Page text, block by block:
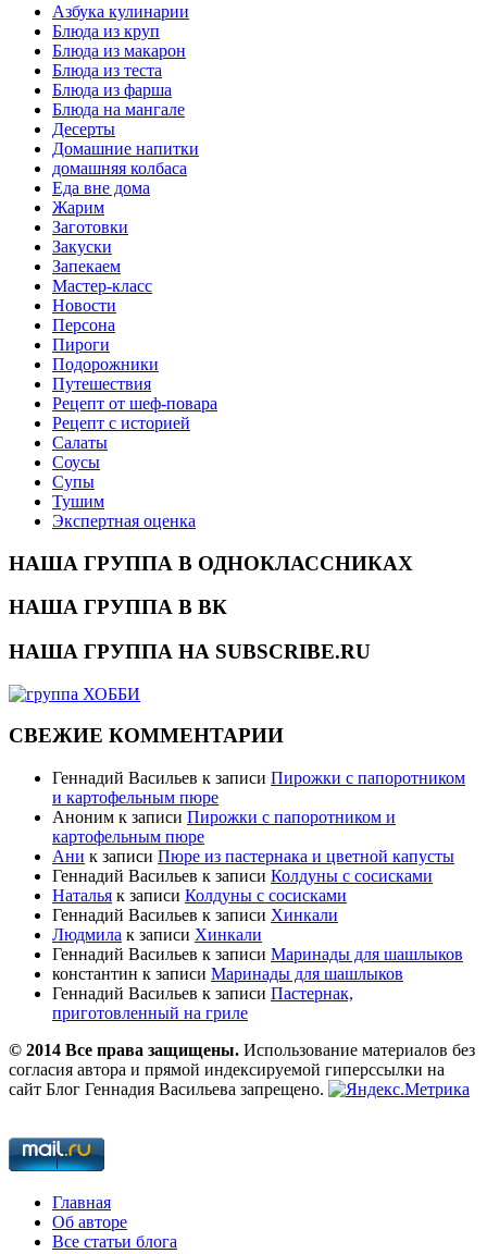
Азбука кулинарии
Блюда из круп
Блюда из макарон
Блюда из теста
Блюда из фарша
Блюда на мангале
Десерты
Домашние напитки
домашняя колбаса
Еда вне дома
Жарим
Заготовки
Закуски
Запекаем
Мастер-класс
Новости
Персона
Пироги
Подорожники
Путешествия
Рецепт от шеф-повара
Рецепт с историей
Салаты
Соусы
Супы
Тушим
Экспертная оценка
НАША ГРУППА В ОДНОКЛАССНИКАХ
НАША ГРУППА В ВК
НАША ГРУППА НА SUBSCRIBE.RU
СВЕЖИЕ КОММЕНТАРИИ
Геннадий Васильев к записи Пирожки с папоротником
и картофельным пюре
Аноним к записи Пирожки с папоротником и
картофельным пюре
Ани к записи Пюре из пастернака и цветной капусты
Геннадий Васильев к записи Колдуны с сосисками
Наталья к записи Колдуны с сосисками
Геннадий Васильев к записи Хинкали
Людмила к записи Хинкали
Геннадий Васильев к записи Маринады для шашлыков
константин к записи Маринады для шашлыков
Геннадий Васильев к записи Пастернак,
приготовленный на гриле
© 2014 Все права защищены. Использование материалов без
согласия автора и прямой индексируемой гиперссылки на
сайт Блог Геннадия Васильева запрещено.
Главная
Об авторе
Все статьи блога